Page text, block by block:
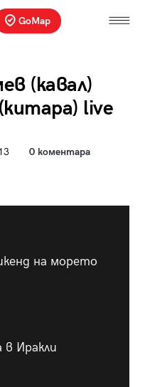
GoMap
(кавал)
live
0 коментара
на морето
в Иракли